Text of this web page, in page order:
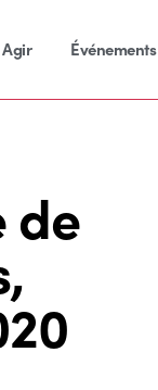
Agir Événements
de